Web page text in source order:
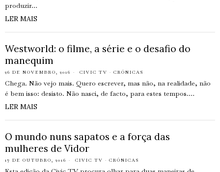
produzir…
LER MAIS
Westworld: o filme, a série e o desafio do
manequim
26 DE NOVEMBRO, 2016 CIVIC TV · CRÓNICAS
Chega. Não vejo mais. Quero escrever, mas não, na realidade, não
é bem isso: desisto. Não nasci, de facto, para estes tempos.…
LER MAIS
O mundo nuns sapatos e a força das
mulheres de Vidor
17 DE OUTUBRO, 2016 CIVIC TV · CRÓNICAS